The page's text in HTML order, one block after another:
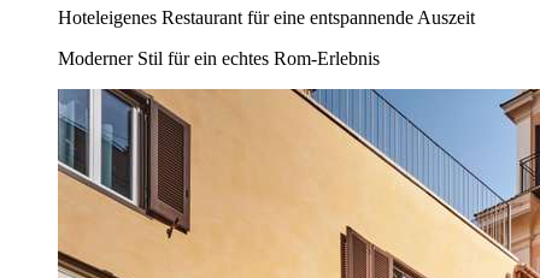
Hoteleigenes Restaurant für eine entspannende Auszeit
Moderner Stil für ein echtes Rom-Erlebnis